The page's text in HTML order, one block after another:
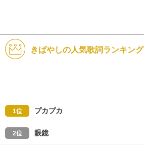
きばやしの人気歌詞ランキング
1位 プカプカ
2位 眼鏡